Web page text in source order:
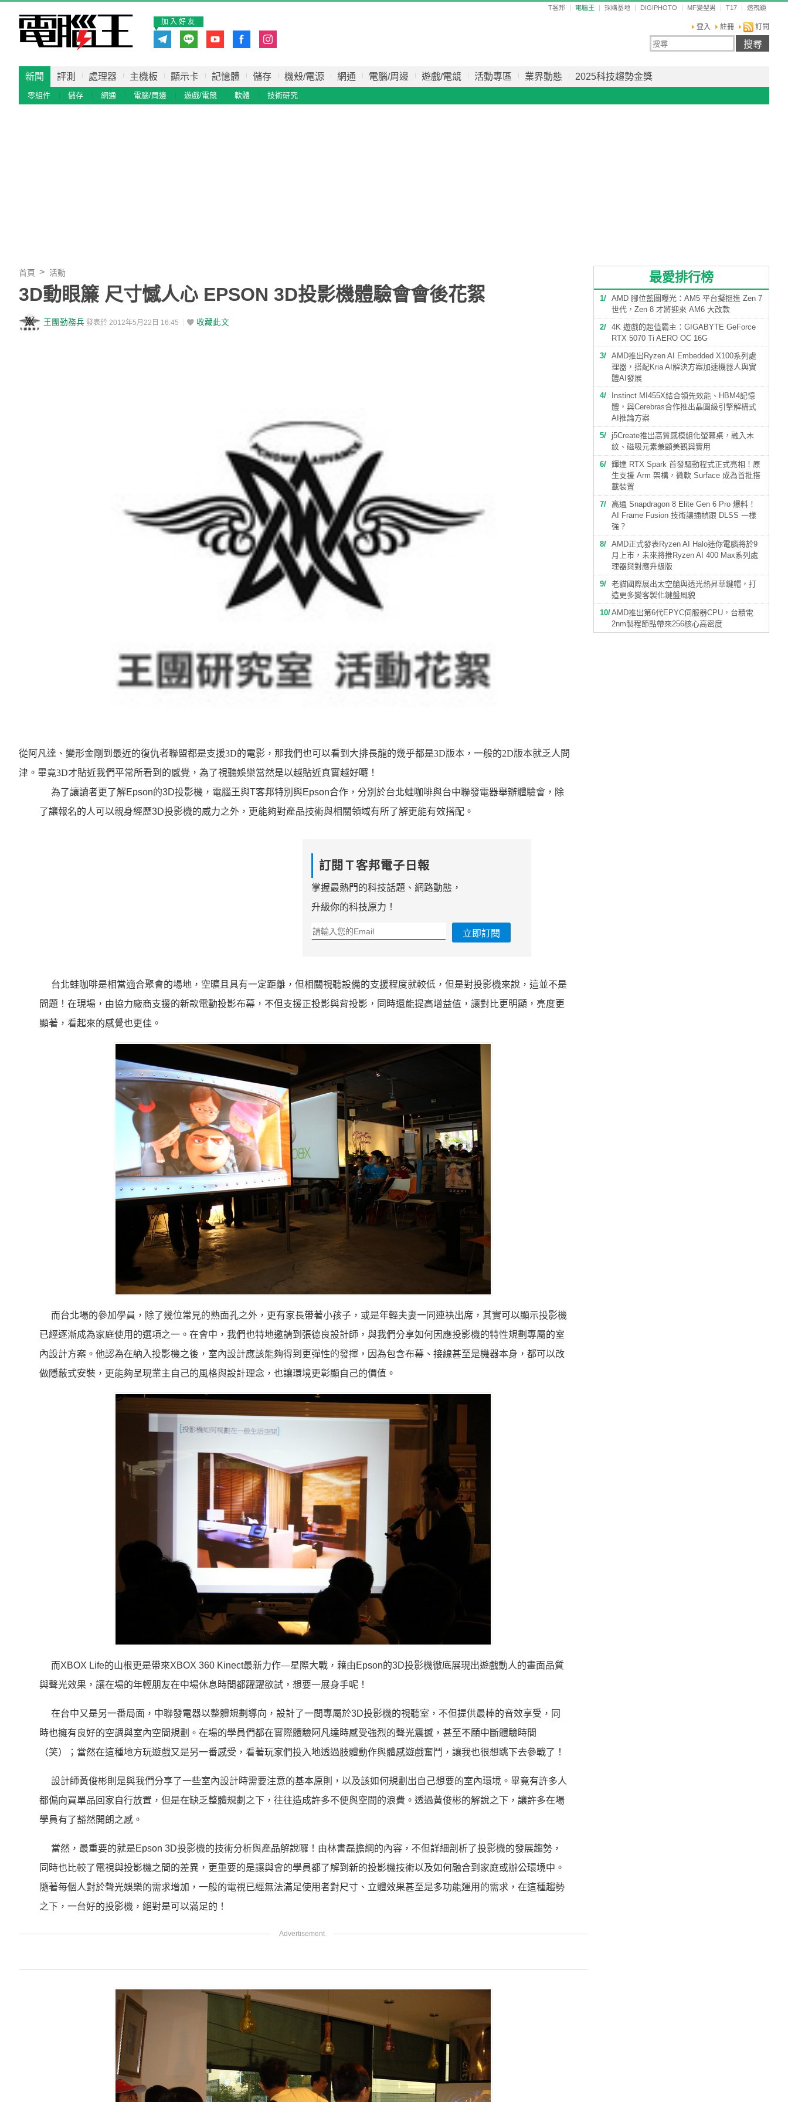
T客邦 電腦王 採購基地 DIGIPHOTO MF變型男 T17 透視鏡
登入 註冊 訂閱
加入好友
新聞 評測 處理器 主機板 顯示卡 記憶體 儲存 機殼/電源 網通 電腦/周邊 遊戲/電競 活動專區 業界動態 2025科技趨勢金獎
零組件 儲存 網通 電腦/周邊 遊戲/電競 軟體 技術研究
首頁 活動
3D動眼簾 尺寸憾人心 EPSON 3D投影機體驗會會後花絮
王團勤務兵 發表於 2012年5月22日 16:45 收藏此文
從阿凡達、變形金剛到最近的復仇者聯盟都是支援3D的電影，那我們也可以看到大排長龍的幾乎都是3D版本，一般的2D版本就乏人問
津。畢竟3D才貼近我們平常所看到的感覺，為了視聽娛樂當然是以越貼近真實越好囉！
為了讓讀者更了解Epson的3D投影機，電腦王與T客邦特別與Epson合作，分別於台北蛙咖啡與台中聯發電器舉辦體驗會，除
了讓報名的人可以親身經歷3D投影機的威力之外，更能夠對產品技術與相關領域有所了解更能有效搭配。
訂閱Ｔ客邦電子日報
掌握最熱門的科技話題、網路動態，
升級你的科技原力！
立即訂閱
台北蛙咖啡是相當適合聚會的場地，空曠且具有一定距離，但相關視聽設備的支援程度就較低，但是對投影機來說，這並不是
問題！在現場，由協力廠商支援的新款電動投影布幕，不但支援正投影與背投影，同時還能提高增益值，讓對比更明顯，亮度更
顯著，看起來的感覺也更佳。
而台北場的參加學員，除了幾位常見的熟面孔之外，更有家長帶著小孩子，或是年輕夫妻一同連袂出席，其實可以顯示投影機
已經逐漸成為家庭使用的選項之一。在會中，我們也特地邀請到張德良設計師，與我們分享如何因應投影機的特性規劃專屬的室
內設計方案。他認為在納入投影機之後，室內設計應該能夠得到更彈性的發揮，因為包含布幕、接線甚至是機器本身，都可以改
做隱蔽式安裝，更能夠呈現業主自己的風格與設計理念，也讓環境更彰顯自己的價值。
而XBOX Life的山根更是帶來XBOX 360 Kinect最新力作—星際大戰，藉由Epson的3D投影機徹底展現出遊戲動人的畫面品質
與聲光效果，讓在場的年輕朋友在中場休息時間都躍躍欲試，想要一展身手呢！
在台中又是另一番局面，中聯發電器以整體規劃導向，設計了一間專屬於3D投影機的視聽室，不但提供最棒的音效享受，同
時也擁有良好的空調與室內空間規劃。在場的學員們都在實際體驗阿凡達時感受強烈的聲光震撼，甚至不願中斷體驗時間
（笑）；當然在這種地方玩遊戲又是另一番感受，看著玩家們投入地透過肢體動作與體感遊戲奮鬥，讓我也很想跳下去參戰了！
設計師黃俊彬則是與我們分享了一些室內設計時需要注意的基本原則，以及該如何規劃出自己想要的室內環境。畢竟有許多人
都偏向買單品回家自行放置，但是在缺乏整體規劃之下，往往造成許多不便與空間的浪費。透過黃俊彬的解說之下，讓許多在場
學員有了豁然開朗之感。
當然，最重要的就是Epson 3D投影機的技術分析與產品解說囉！由林書磊擔綱的內容，不但詳細剖析了投影機的發展趨勢，
同時也比較了電視與投影機之間的差異，更重要的是讓與會的學員都了解到新的投影機技術以及如何融合到家庭或辦公環境中。
隨著每個人對於聲光娛樂的需求增加，一般的電視已經無法滿足使用者對尺寸、立體效果甚至是多功能運用的需求，在這種趨勢
之下，一台好的投影機，絕對是可以滿足的！
最愛排行榜
1
AMD 腳位藍圖曝光：AM5 平台擬挺進 Zen 7
世代，Zen 8 才將迎來 AM6 大改款
2
4K 遊戲的超值霸主：GIGABYTE GeForce
RTX 5070 Ti AERO OC 16G
3
AMD推出Ryzen AI Embedded X100系列處
理器，搭配Kria AI解決方案加速機器人與實
體AI發展
4
Instinct MI455X結合領先效能、HBM4記憶
體，與Cerebras合作推出晶圓級引擎解構式
AI推論方案
5
j5Create推出高質感模組化螢幕桌，融入木
紋、磁吸元素兼顧美觀與實用
6
輝達 RTX Spark 首發驅動程式正式亮相！原
生支援 Arm 架構，微軟 Surface 成為首批搭
載裝置
7
高通 Snapdragon 8 Elite Gen 6 Pro 爆料！
AI Frame Fusion 技術讓插幀跟 DLSS 一樣
強？
8
AMD正式發表Ryzen AI Halo迷你電腦將於9
月上市，未來將推Ryzen AI 400 Max系列處
理器與對應升級版
9
老貓國際展出太空艙與透光熱昇華鍵帽，打
造更多變客製化鍵盤風貌
10 AMD推出第6代EPYC伺服器CPU，台積電
2nm製程節點帶來256核心高密度